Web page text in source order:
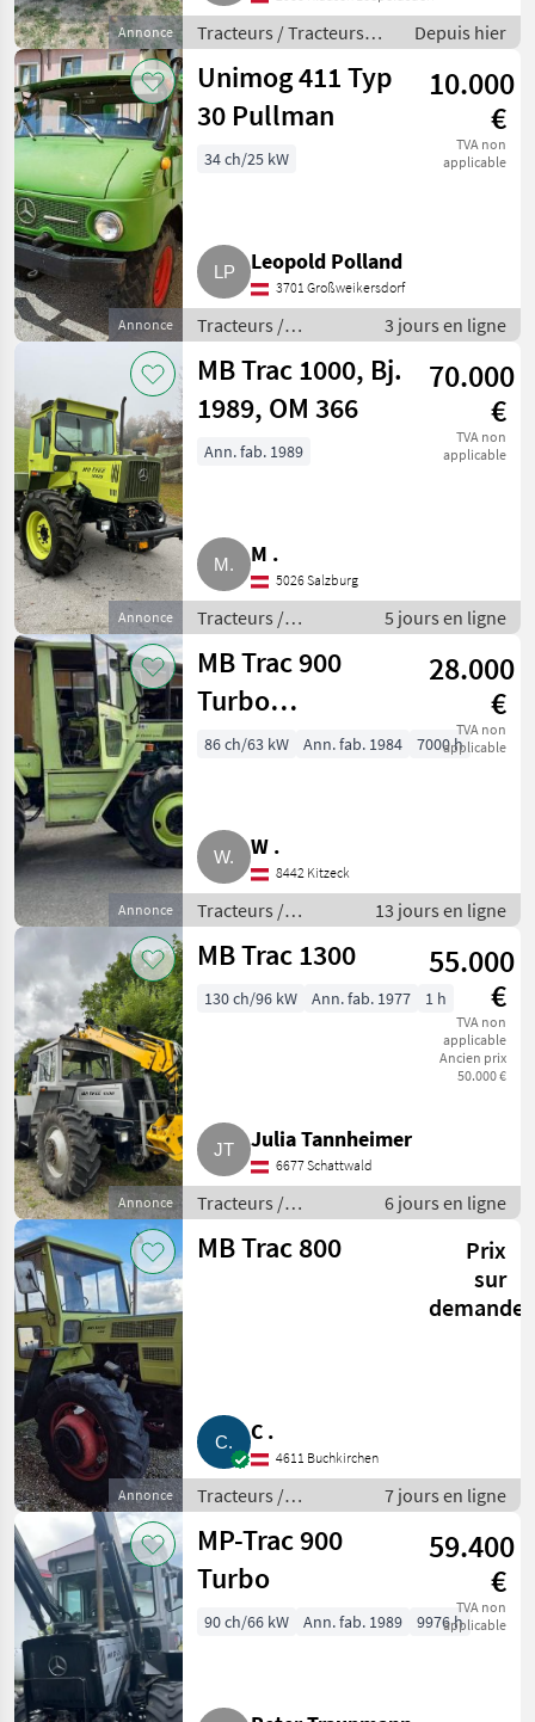
Annonce
Tracteurs / Tracteurs
agricoles
Depuis hier
Annonce
Unimog 411 Typ
30 Pullman
10.000
€
TVA non
applicable
34 ch/25 kW
Leopold Polland
3701 Großweikersdorf
Tracteurs /
Tracteurs agricoles
3 jours en ligne
Annonce
MB Trac 1000, Bj.
1989, OM 366
70.000
€
TVA non
applicable
Ann. fab. 1989
M .
5026 Salzburg
Tracteurs /
Tracteurs agricoles
5 jours en ligne
Annonce
MB Trac 900
Turbo
Mittelschalter
28.000
€
TVA non
applicable
86 ch/63 kW Ann. fab. 1984 7000 h
W .
8442 Kitzeck
Tracteurs /
Tracteurs agricoles
13 jours en ligne
Annonce
MB Trac 1300
55.000
€
TVA non
applicable
Ancien prix
50.000 €
130 ch/96 kW Ann. fab. 1977 1 h
Julia Tannheimer
6677 Schattwald
Tracteurs /
Tracteurs agricoles
6 jours en ligne
Annonce
MB Trac 800
Prix
sur
demande
C .
4611 Buchkirchen
Tracteurs /
Tracteurs agricoles
7 jours en ligne
MP-Trac 900
Turbo
59.400
€
TVA non
applicable
90 ch/66 kW Ann. fab. 1989 9976 h